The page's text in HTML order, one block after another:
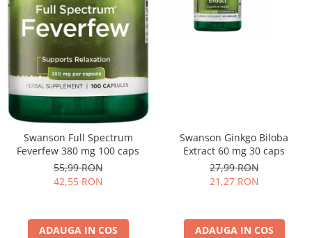
Swanson Full Spectrum
Feverfew 380 mg 100 caps
55,99 RON
42,55 RON
ADAUGA IN COS
Swanson Ginkgo Biloba
Extract 60 mg 30 caps
27,99 RON
21,27 RON
ADAUGA IN COS